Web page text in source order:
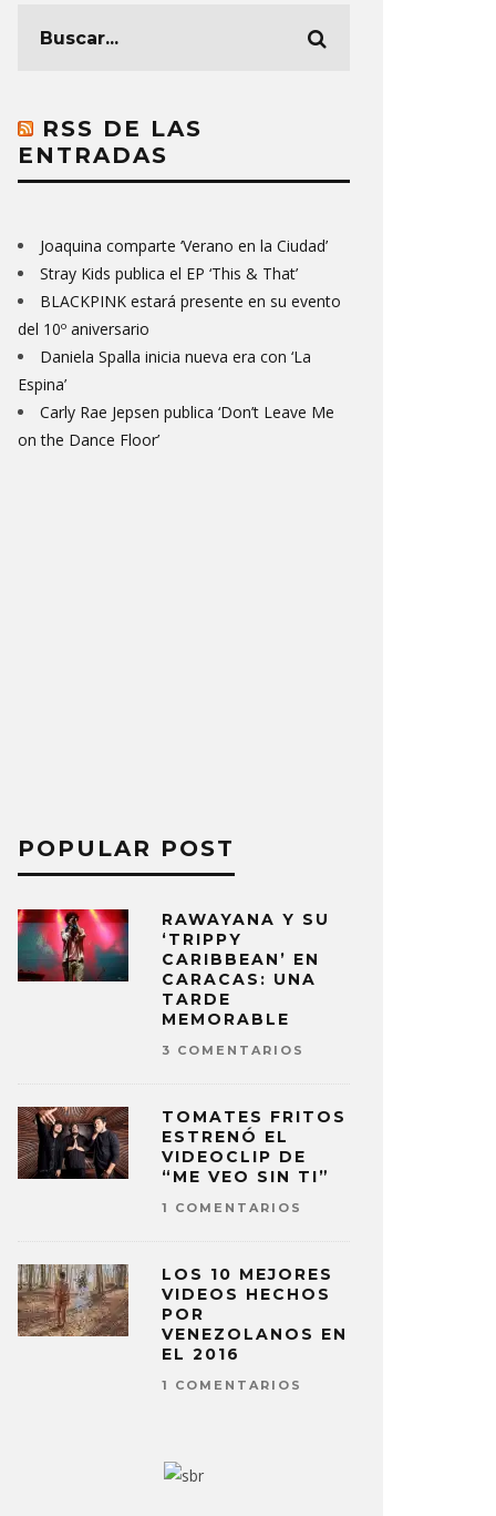
RSS DE LAS
ENTRADAS
Joaquina comparte ‘Verano en la Ciudad’
Stray Kids publica el EP ‘This & That’
BLACKPINK estará presente en su evento
del 10º aniversario
Daniela Spalla inicia nueva era con ‘La
Espina’
Carly Rae Jepsen publica ‘Don’t Leave Me
on the Dance Floor’
POPULAR POST
RAWAYANA Y SU
‘TRIPPY
CARIBBEAN’ EN
CARACAS: UNA
TARDE
MEMORABLE
3 COMENTARIOS
TOMATES FRITOS
ESTRENÓ EL
VIDEOCLIP DE
“ME VEO SIN TI”
1 COMENTARIOS
LOS 10 MEJORES
VIDEOS HECHOS
POR
VENEZOLANOS EN
EL 2016
1 COMENTARIOS